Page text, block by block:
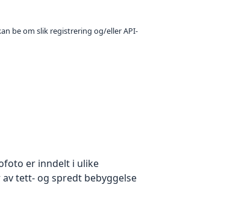
be om slik registrering og/eller API-
er inndelt i ulike
tett- og spredt bebyggelse